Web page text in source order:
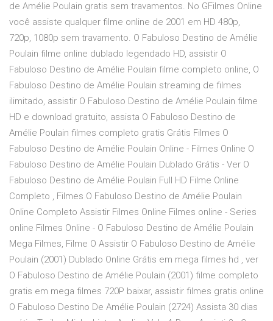
de Amélie Poulain gratis sem travamentos. No GFilmes Online
você assiste qualquer filme online de 2001 em HD 480p,
720p, 1080p sem travamento. O Fabuloso Destino de Amélie
Poulain filme online dublado legendado HD, assistir O
Fabuloso Destino de Amélie Poulain filme completo online, O
Fabuloso Destino de Amélie Poulain streaming de filmes
ilimitado, assistir O Fabuloso Destino de Amélie Poulain filme
HD e download gratuito, assista O Fabuloso Destino de
Amélie Poulain filmes completo gratis Grátis Filmes O
Fabuloso Destino de Amélie Poulain Online - Filmes Online O
Fabuloso Destino de Amélie Poulain Dublado Grátis - Ver O
Fabuloso Destino de Amélie Poulain Full HD Filme Online
Completo , Filmes O Fabuloso Destino de Amélie Poulain
Online Completo Assistir Filmes Online Filmes online - Series
online Filmes Online - O Fabuloso Destino de Amélie Poulain
Mega Filmes, Filme O Assistir O Fabuloso Destino de Amélie
Poulain (2001) Dublado Online Grátis em mega filmes hd , ver
O Fabuloso Destino de Amélie Poulain (2001) filme completo
gratis em mega filmes 720P baixar, assistir filmes gratis online
O Fabuloso Destino De Amélie Poulain (2724) Assista 30 dias